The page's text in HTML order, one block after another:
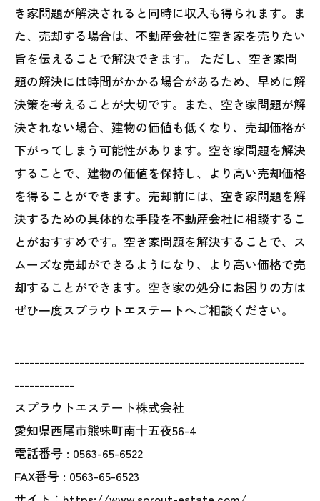
き家問題が解決されると同時に収入も得られます。ま
た、売却する場合は、不動産会社に空き家を売りたい
旨を伝えることで解決できます。 ただし、空き家問
題の解決には時間がかかる場合があるため、早めに解
決策を考えることが大切です。また、空き家問題が解
決されない場合、建物の価値も低くなり、売却価格が
下がってしまう可能性があります。空き家問題を解決
することで、建物の価値を保持し、より高い売却価格
を得ることができます。売却前には、空き家問題を解
決するための具体的な手段を不動産会社に相談するこ
とがおすすめです。空き家問題を解決することで、ス
ムーズな売却ができるようになり、より高い価格で売
却することができます。空き家の処分にお困りの方は
ぜひ一度スプラウトエステートへご相談ください。
----------------------------------------------------------
------------
スプラウトエステート株式会社
愛知県西尾市熊味町南十五夜56-4
電話番号 : 0563-65-6522
FAX番号 : 0563-65-6523